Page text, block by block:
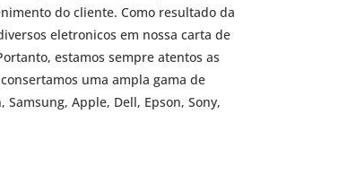
do cliente. Como resultado da
eletronicos em nossa carta de
estamos sempre atentos as
uma ampla gama de
, Samsung, Apple, Dell, Epson, Sony,